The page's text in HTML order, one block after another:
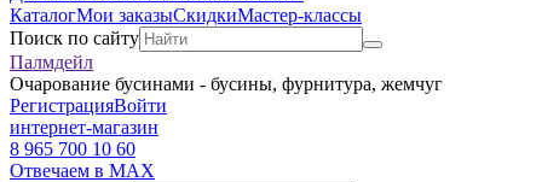
КаталогМои заказыСкидкиМастер-классы
Поиск по сайту
Палмдейл
Очарование бусинами - бусины, фурнитура, жемчуг
РегистрацияВойти
интернет-магазин
8 965 700 10 60
Отвечаем в MAX